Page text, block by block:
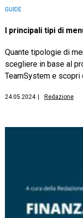
GUIDE
I principali tipi di
Quante tipologie di
scegliere in base al
TeamSystem e scopri
24.05.2024 Redazione